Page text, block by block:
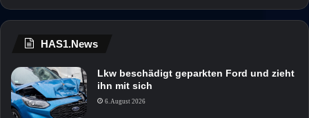
HAS1.News
Lkw beschädigt geparkten Ford und zieht
ihn mit sich
6. August 2026